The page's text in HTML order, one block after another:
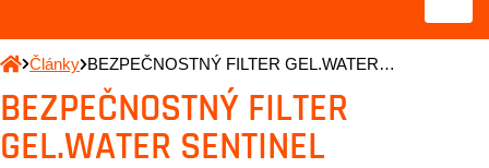
Články BEZPEČNOSTNÝ FILTER GEL.WATER…
BEZPEČNOSTNÝ FILTER
GEL.WATER SENTINEL